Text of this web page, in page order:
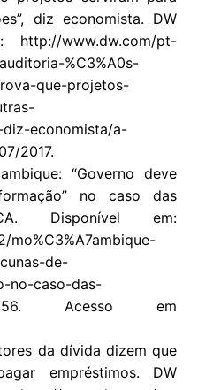
diz economista. DW
http://www.dw.com/pt-
%C3%A0s-
que-projetos-
diz-economista/a-
2017.
“Governo deve
no caso das
Disponível em:
de-
no-caso-das-
Acesso em
da dívida dizem que
empréstimos. DW